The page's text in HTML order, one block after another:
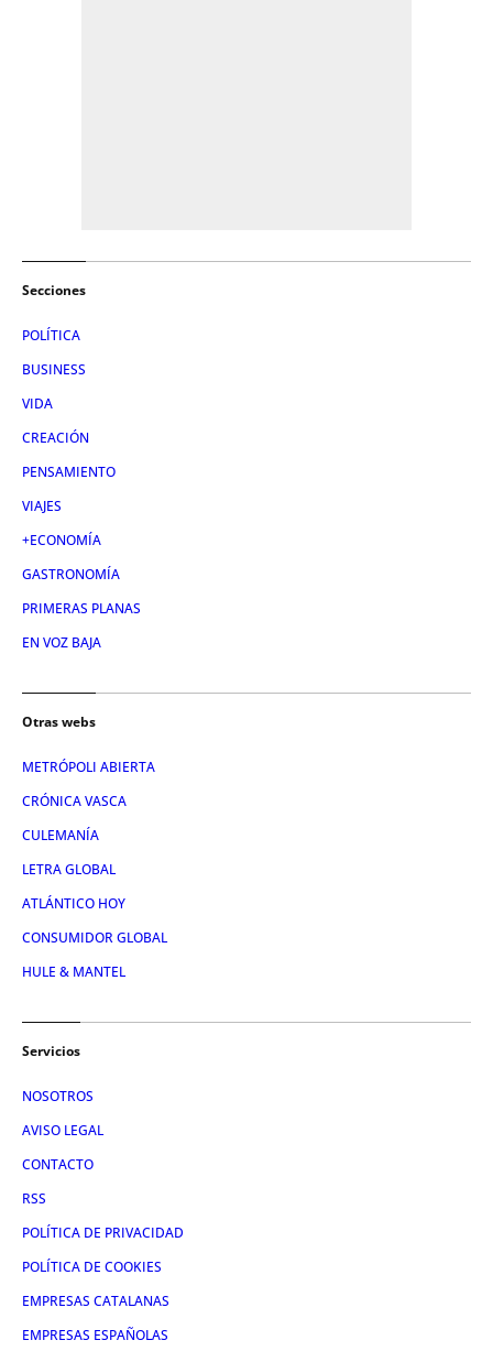
Secciones
POLÍTICA
BUSINESS
VIDA
CREACIÓN
PENSAMIENTO
VIAJES
+ECONOMÍA
GASTRONOMÍA
PRIMERAS PLANAS
EN VOZ BAJA
Otras webs
METRÓPOLI ABIERTA
CRÓNICA VASCA
CULEMANÍA
LETRA GLOBAL
ATLÁNTICO HOY
CONSUMIDOR GLOBAL
HULE & MANTEL
Servicios
NOSOTROS
AVISO LEGAL
CONTACTO
RSS
POLÍTICA DE PRIVACIDAD
POLÍTICA DE COOKIES
EMPRESAS CATALANAS
EMPRESAS ESPAÑOLAS